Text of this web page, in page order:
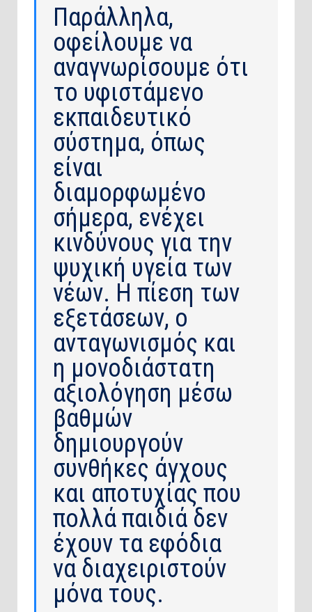
Παράλληλα,
οφείλουμε να
αναγνωρίσουμε ότι
το υφιστάμενο
εκπαιδευτικό
σύστημα, όπως
είναι
διαμορφωμένο
σήμερα, ενέχει
κινδύνους για την
ψυχική υγεία των
νέων. Η πίεση των
εξετάσεων, ο
ανταγωνισμός και
η μονοδιάστατη
αξιολόγηση μέσω
βαθμών
δημιουργούν
συνθήκες άγχους
και αποτυχίας που
πολλά παιδιά δεν
έχουν τα εφόδια
να διαχειριστούν
μόνα τους.